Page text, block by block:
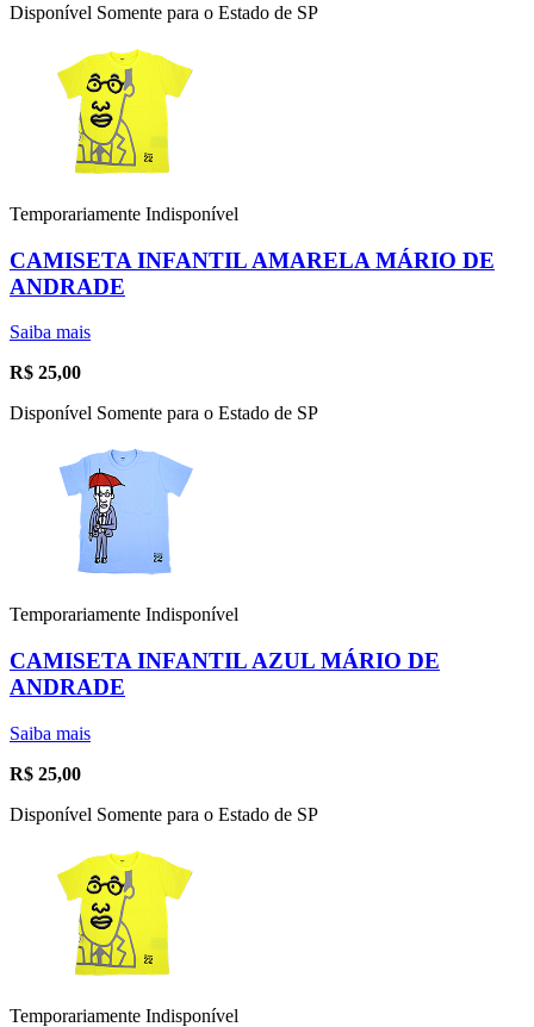
Disponível Somente para o Estado de SP
Temporariamente Indisponível
CAMISETA INFANTIL AMARELA MÁRIO DE
ANDRADE
Saiba mais
R$ 25,00
Disponível Somente para o Estado de SP
Temporariamente Indisponível
CAMISETA INFANTIL AZUL MÁRIO DE
ANDRADE
Saiba mais
R$ 25,00
Disponível Somente para o Estado de SP
Temporariamente Indisponível